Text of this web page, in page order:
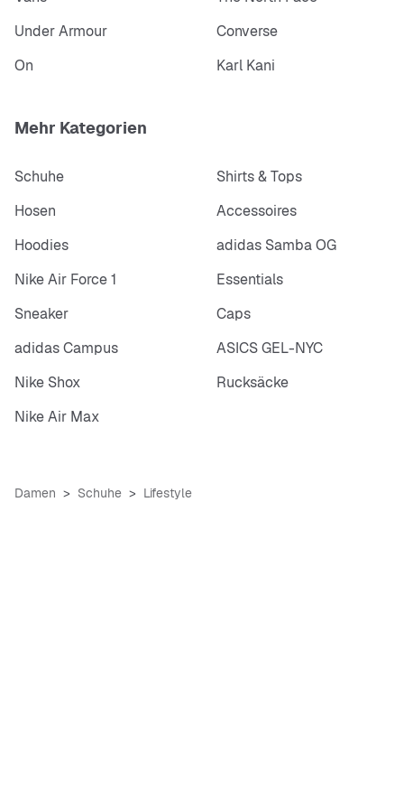
Under Armour
Converse
On
Karl Kani
Mehr Kategorien
Schuhe
Shirts & Tops
Hosen
Accessoires
Hoodies
adidas Samba OG
Nike Air Force 1
Essentials
Sneaker
Caps
adidas Campus
ASICS GEL-NYC
Nike Shox
Rucksäcke
Nike Air Max
Damen Schuhe Lifestyle